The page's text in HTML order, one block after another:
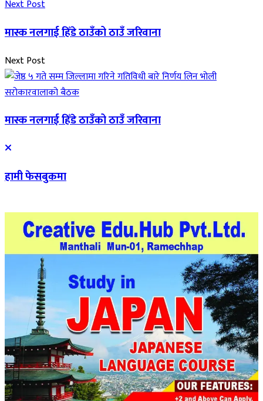
Next Post
मास्क नलगाई हिँडे ठाउँको ठाउँ जरिवाना
Next Post
मास्क नलगाई हिँडे ठाउँको ठाउँ जरिवाना
हामी फेसबुकमा